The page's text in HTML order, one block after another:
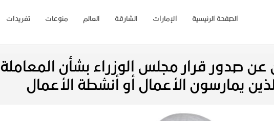
تغريدات منوعات العالم الشارقة الإمارات الصفحة الرئيسية
عن صدور قرار مجلس الوزراء بشأن المعاملة
يمارسون الأعمال أو أنشطة الأعمال